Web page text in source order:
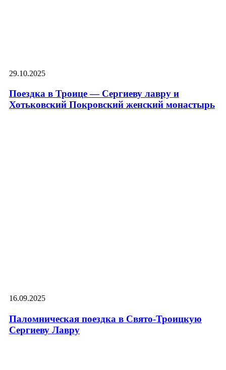
29.10.2025
Поездка в Троице — Сергиеву лавру и
Хотьковский Покровский женский монастырь
16.09.2025
Паломническая поездка в Свято-Троицкую
Сергиеву Лавру